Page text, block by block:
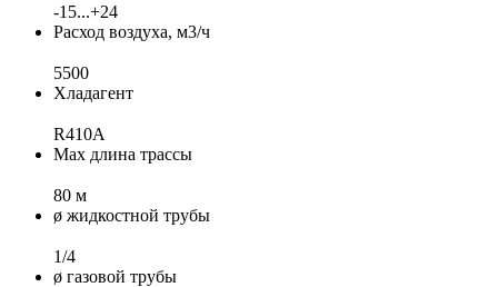
-15...+24
Расход воздуха, м3/ч
5500
Хладагент
R410A
Max длина трассы
80 м
ø жидкостной трубы
1/4
ø газовой трубы